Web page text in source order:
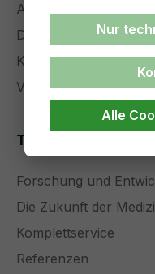
AGB
Datenschutz
Kontakt
Versand und Zahlung
Themenseiten
Forschung und
Die Zukunft der
Komplettservice
Referenzen
Nur
Alle